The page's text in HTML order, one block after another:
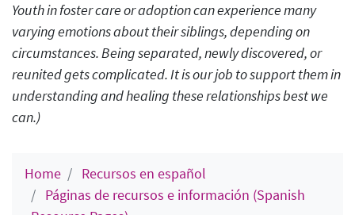
Youth in foster care or adoption can experience many
varying emotions about their siblings, depending on
circumstances. Being separated, newly discovered, or
reunited gets complicated. It is our job to support them in
understanding and healing these relationships best we
can.)
Home
Recursos en español
Páginas de recursos e información (Spanish